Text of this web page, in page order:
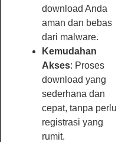
download Anda
aman dan bebas
dari malware.
Kemudahan
Akses: Proses
download yang
sederhana dan
cepat, tanpa perlu
registrasi yang
rumit.